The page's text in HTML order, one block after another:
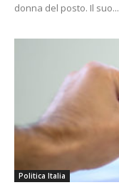
donna del posto. Il suo...
Politica Italia